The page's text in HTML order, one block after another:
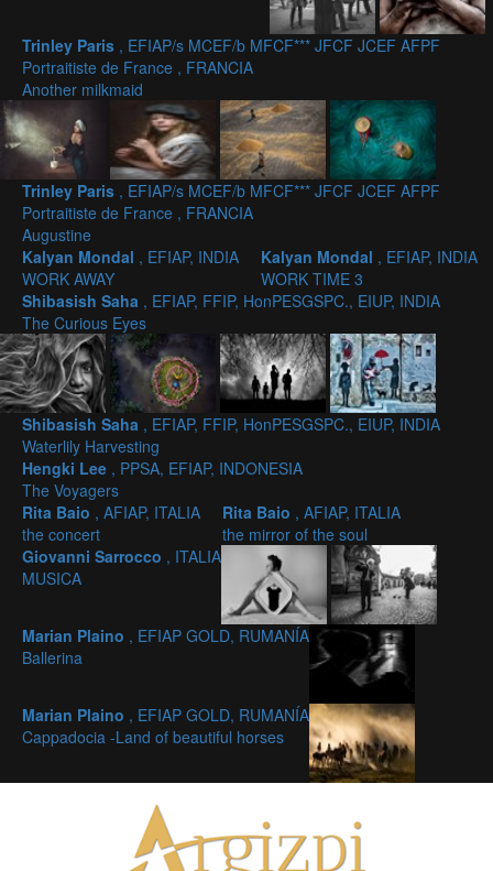
Trinley Paris , EFIAP/s MCEF/b MFCF*** JFCF JCEF AFPF
Portraitiste de France , FRANCIA
Another milkmaid
Trinley Paris , EFIAP/s MCEF/b MFCF*** JFCF JCEF AFPF
Portraitiste de France , FRANCIA
Augustine
Kalyan Mondal , EFIAP, INDIA
WORK AWAY
Kalyan Mondal , EFIAP, INDIA
WORK TIME 3
Shibasish Saha , EFIAP, FFIP, HonPESGSPC., EIUP, INDIA
The Curious Eyes
Shibasish Saha , EFIAP, FFIP, HonPESGSPC., EIUP, INDIA
Waterlily Harvesting
Hengki Lee , PPSA, EFIAP, INDONESIA
The Voyagers
Rita Baio , AFIAP, ITALIA
the concert
Rita Baio , AFIAP, ITALIA
the mirror of the soul
Giovanni Sarrocco , ITALIA
MUSICA
Marian Plaino , EFIAP GOLD, RUMANÍA
Ballerina
Marian Plaino , EFIAP GOLD, RUMANÍA
Cappadocia -Land of beautiful horses